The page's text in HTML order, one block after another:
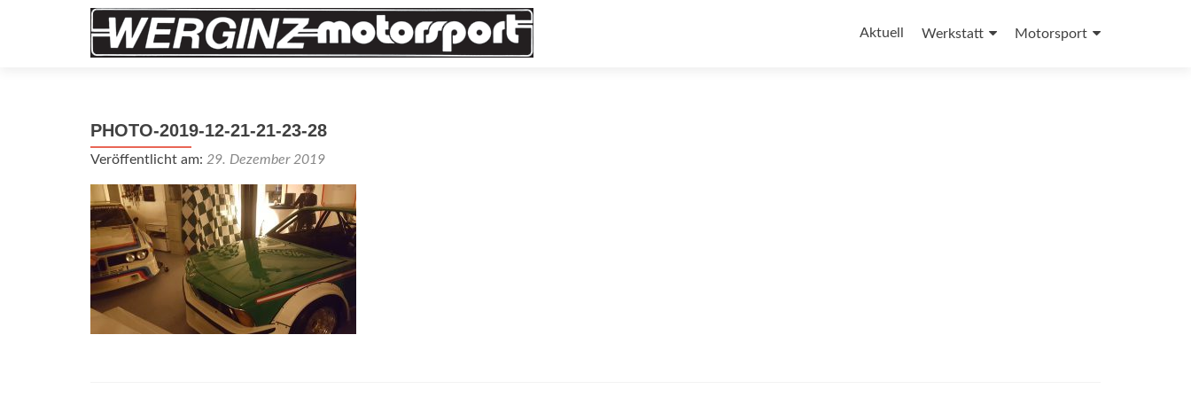
Inhalt
Aktuell Werkstatt Motorsport
PHOTO-2019-12-21-21-23-28
Veröffentlicht am: 29. Dezember 2019